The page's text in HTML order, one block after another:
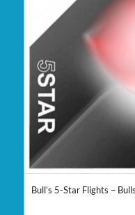
Bull’s 5-Star Flights –